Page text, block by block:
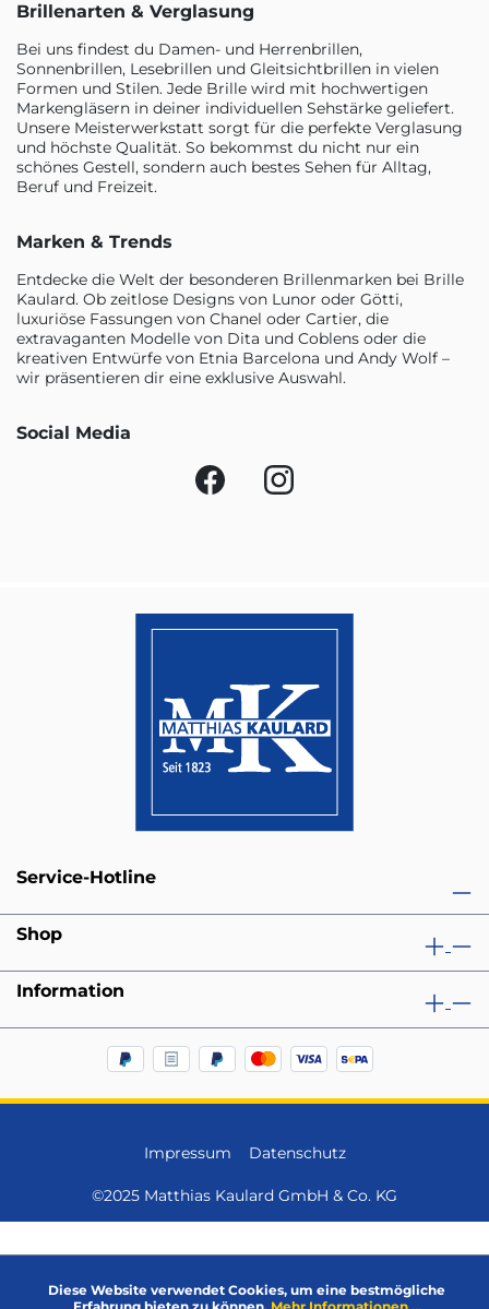
Brillenarten & Verglasung
Bei uns findest du Damen- und Herrenbrillen,
Sonnenbrillen, Lesebrillen und Gleitsichtbrillen in vielen
Formen und Stilen. Jede Brille wird mit hochwertigen
Markengläsern in deiner individuellen Sehstärke geliefert.
Unsere Meisterwerkstatt sorgt für die perfekte Verglasung
und höchste Qualität. So bekommst du nicht nur ein
schönes Gestell, sondern auch bestes Sehen für Alltag,
Beruf und Freizeit.
Marken & Trends
Entdecke die Welt der besonderen Brillenmarken bei Brille
Kaulard. Ob zeitlose Designs von Lunor oder Götti,
luxuriöse Fassungen von Chanel oder Cartier, die
extravaganten Modelle von Dita und Coblens oder die
kreativen Entwürfe von Etnia Barcelona und Andy Wolf –
wir präsentieren dir eine exklusive Auswahl.
Social Media
Service-Hotline
Shop
Information
Impressum Datenschutz
©2025 Matthias Kaulard GmbH & Co. KG
Diese Website verwendet Cookies, um eine bestmögliche